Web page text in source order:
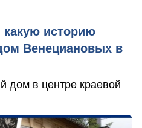
какую историю
Венециановых в
дом в центре краевой